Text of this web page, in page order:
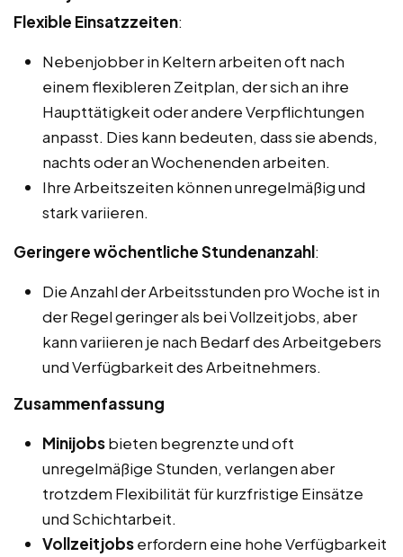
Flexible Einsatzzeiten:
Nebenjobber in Keltern arbeiten oft nach
einem flexibleren Zeitplan, der sich an ihre
Haupttätigkeit oder andere Verpflichtungen
anpasst. Dies kann bedeuten, dass sie abends,
nachts oder an Wochenenden arbeiten.
Ihre Arbeitszeiten können unregelmäßig und
stark variieren.
Geringere wöchentliche Stundenanzahl:
Die Anzahl der Arbeitsstunden pro Woche ist in
der Regel geringer als bei Vollzeitjobs, aber
kann variieren je nach Bedarf des Arbeitgebers
und Verfügbarkeit des Arbeitnehmers.
Zusammenfassung
Minijobsbieten begrenzte und oft
unregelmäßige Stunden, verlangen aber
trotzdem Flexibilität für kurzfristige Einsätze
und Schichtarbeit.
Vollzeitjobserfordern eine hohe Verfügbarkeit